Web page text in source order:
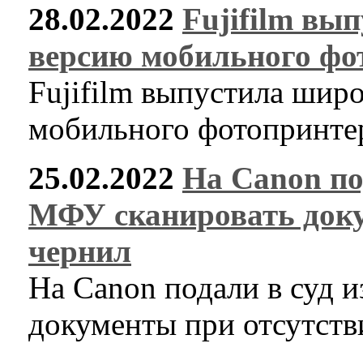
28.02.2022 Fujifilm
версию мобильного
Fujifilm выпустила
мобильного
25.02.2022 На Canon
МФУ сканировать
чернил
На Canon подали в суд
документы при